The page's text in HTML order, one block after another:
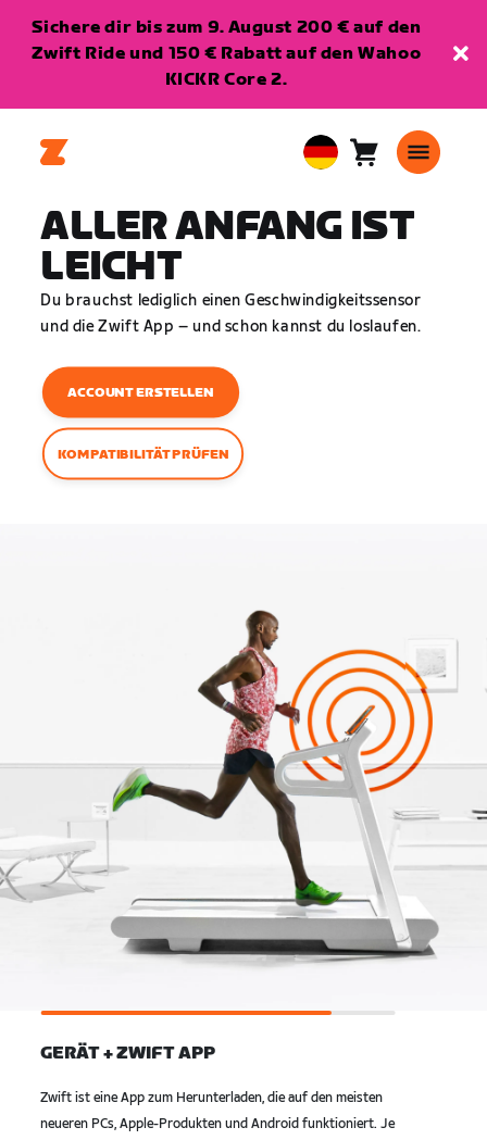
Sichere dir bis zum 9. August 200 € auf den
Zwift Ride und 150 € Rabatt auf den Wahoo
KICKR Core 2.
European
Deutsch
Warenkorb
ALLER ANFANG IST
LEICHT
Du brauchst lediglich einen Geschwindigkeitssensor
und die Zwift App – und schon kannst du loslaufen.
ACCOUNT ERSTELLEN
KOMPATIBILITÄT PRÜFEN
GERÄT + ZWIFT APP
Zwift ist eine App zum Herunterladen, die auf den meisten
neueren PCs, Apple-Produkten und Android funktioniert. Je